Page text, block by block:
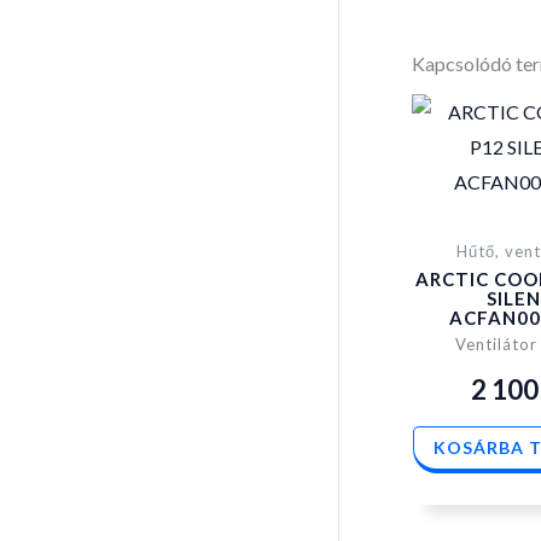
Kapcsolódó
Hűtő,
ARCTIC
Ventilátor
2 100
KOSÁRBA